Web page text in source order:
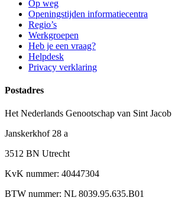
Op weg
Openingstijden informatiecentra
Regio’s
Werkgroepen
Heb je een vraag?
Helpdesk
Privacy verklaring
Postadres
Het Nederlands Genootschap van Sint Jacob
Janskerkhof 28 a
3512 BN Utrecht
KvK nummer: 40447304
BTW nummer: NL 8039.95.635.B01